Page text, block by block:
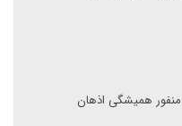
همیشگی اذهان